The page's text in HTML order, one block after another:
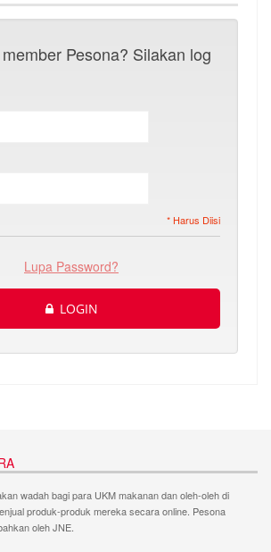
Pesona? Silakan log
* Harus Diisi
Lupa Password?
LOGIN
wadah bagi para UKM makanan dan oleh-oleh di
produk-produk mereka secara online. Pesona
oleh JNE.